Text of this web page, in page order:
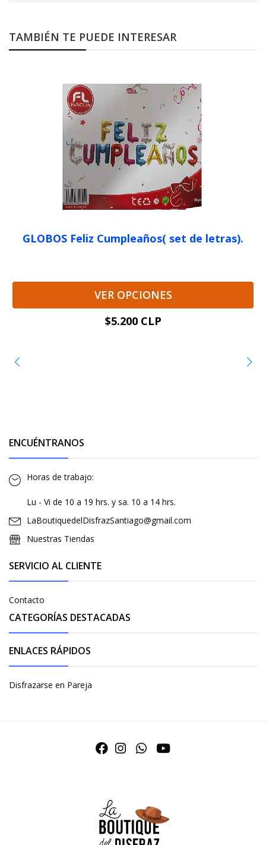
TAMBIÉN TE PUEDE INTERESAR
GLOBOS Feliz Cumpleaños( set de letras).
VER OPCIONES
$5.200 CLP
ENCUÉNTRANOS
Horas de trabajo:
Lu - Vi de 10 a 19 hrs. y sa. 10 a 14 hrs.
LaBoutiquedelDisfrazSantiago@gmail.com
Nuestras Tiendas
SERVICIO AL CLIENTE
Contacto
CATEGORÍAS DESTACADAS
ENLACES RÁPIDOS
Disfrazarse en Pareja